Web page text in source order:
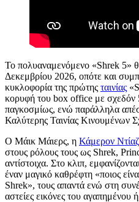
Το πολυαναμενόμενο «Shrek 5»
Δεκεμβρίου 2026, οπότε και
κυκλοφορία της πρώτης ταινίας
κορυφή του box office με σχεδόν
παγκοσμίως, ενώ παράλληλα
Καλύτερης Ταινίας Κινουμένων
Ο Μάικ Μάιερς, η Κάμερον Ντίαζ
στους ρόλους τους ως Shrek,
αντίστοιχα. Στο κλιπ,
έναν μαγικό καθρέφτη «ποιος
Shrek», τους απαντά ενώ στη
αστείες εικόνες του αγαπημένου